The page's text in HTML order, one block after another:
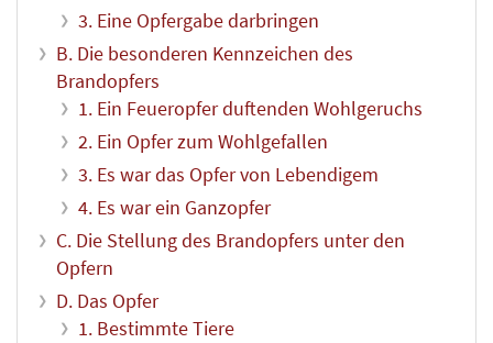
3. Eine Opfergabe darbringen
B. Die besonderen Kennzeichen des
Brandopfers
1. Ein Feueropfer duftenden Wohlgeruchs
2. Ein Opfer zum Wohlgefallen
3. Es war das Opfer von Lebendigem
4. Es war ein Ganzopfer
C. Die Stellung des Brandopfers unter den
Opfern
D. Das Opfer
1. Bestimmte Tiere